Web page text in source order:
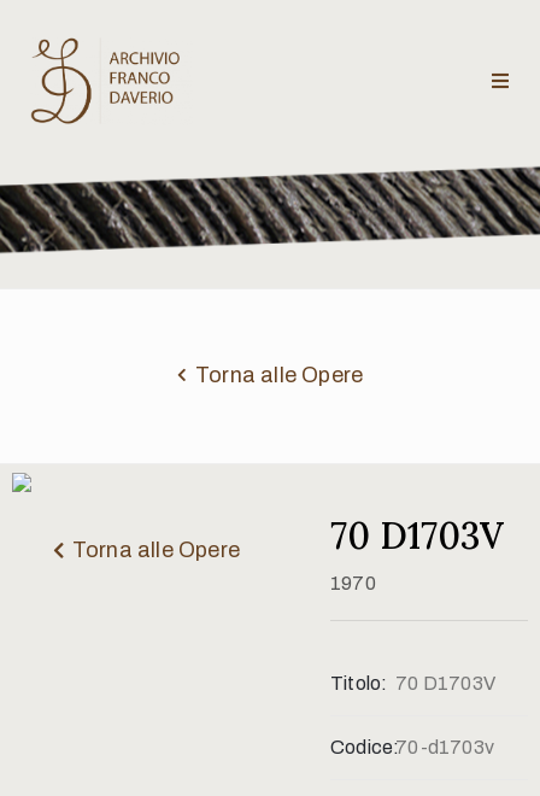
Archivio
Franco
Daverio
critici
Contatti
Torna alle Opere
Torna alle Opere 70 D1703V
1970
Titolo: 70 D1703V
Codice:70-d1703v